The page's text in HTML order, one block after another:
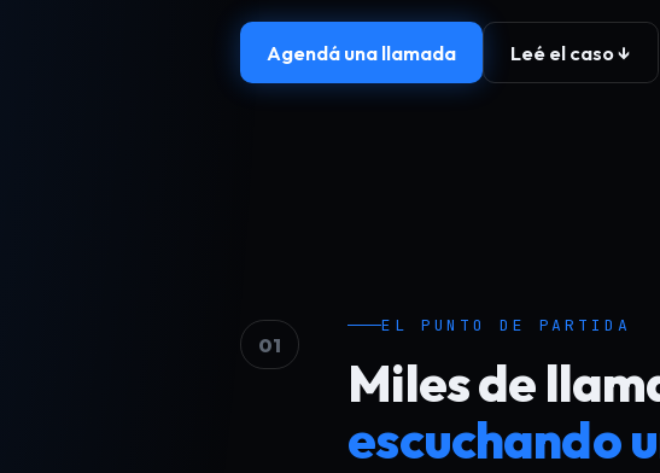
Agendá una llamada Leé el caso ↓
01
EL PUNTO DE PARTIDA
Miles de
escuchando